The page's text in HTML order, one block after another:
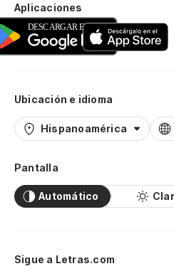
Aplicaciones
Ubicación e idioma
Hispanoamérica
Pantalla
Automático
Sigue a Letras.com